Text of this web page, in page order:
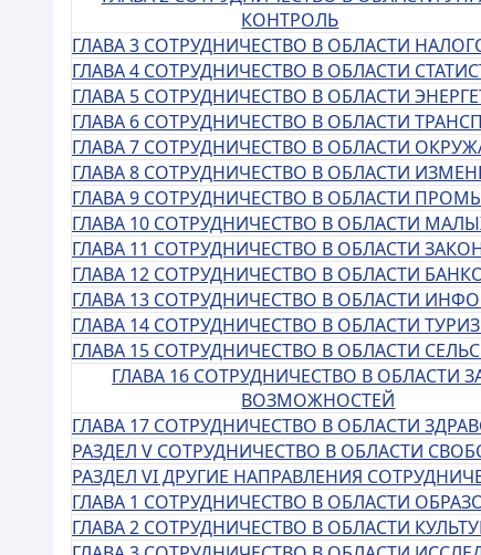
КОНТРОЛЬ
ГЛАВА 3 СОТРУДНИЧЕСТВО В ОБЛАСТИ
ГЛАВА 4 СОТРУДНИЧЕСТВО В ОБЛАСТИ
ГЛАВА 5 СОТРУДНИЧЕСТВО В ОБЛАСТИ
ГЛАВА 6 СОТРУДНИЧЕСТВО В ОБЛАСТИ
ГЛАВА 7 СОТРУДНИЧЕСТВО В ОБЛАСТИ
ГЛАВА 8 СОТРУДНИЧЕСТВО В ОБЛАСТИ
ГЛАВА 9 СОТРУДНИЧЕСТВО В ОБЛАСТИ
ГЛАВА 10 СОТРУДНИЧЕСТВО В ОБЛАСТИ
ГЛАВА 11 СОТРУДНИЧЕСТВО В ОБЛАСТИ
ГЛАВА 12 СОТРУДНИЧЕСТВО В ОБЛАСТИ
ГЛАВА 13 СОТРУДНИЧЕСТВО В ОБЛАСТИ
ГЛАВА 14 СОТРУДНИЧЕСТВО В ОБЛАСТИ
ГЛАВА 15 СОТРУДНИЧЕСТВО В ОБЛАСТИ
ГЛАВА 16 СОТРУДНИЧЕСТВО В
ВОЗМОЖНОСТЕЙ
ГЛАВА 17 СОТРУДНИЧЕСТВО В ОБЛАСТИ
РАЗДЕЛ V СОТРУДНИЧЕСТВО В ОБЛАСТИ
РАЗДЕЛ VI ДРУГИЕ НАПРАВЛЕНИЯ
ГЛАВА 1 СОТРУДНИЧЕСТВО В ОБЛАСТИ
ГЛАВА 2 СОТРУДНИЧЕСТВО В ОБЛАСТИ